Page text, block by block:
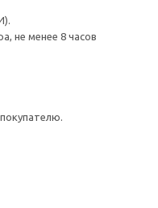
не менее 8 часов